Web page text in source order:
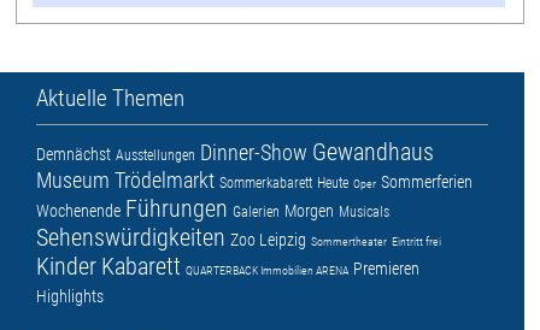
Aktuelle Themen
Demnächst Ausstellungen Dinner-Show Gewandhaus
Museum Trödelmarkt Sommerkabarett Heute Oper Sommerferien
Wochenende Führungen Galerien Morgen Musicals
Sehenswürdigkeiten Zoo Leipzig Sommertheater Eintritt frei
Kinder Kabarett QUARTERBACK Immobilien ARENA Premieren
Highlights